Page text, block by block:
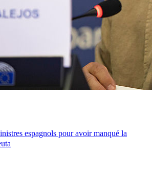
espagnols pour avoir manqué la